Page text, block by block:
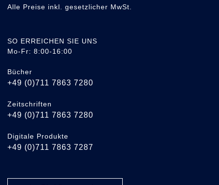
Alle Preise inkl. gesetzlicher MwSt.
SO ERREICHEN SIE UNS
Mo-Fr: 8:00-16:00
Bücher
+49 (0)711 7863 7280
Zeitschriften
+49 (0)711 7863 7280
Digitale Produkte
+49 (0)711 7863 7287